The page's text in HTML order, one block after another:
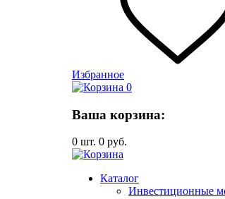
Избранное
0
Ваша корзина:
0 шт. 0 руб.
Каталог
Инвестиционные